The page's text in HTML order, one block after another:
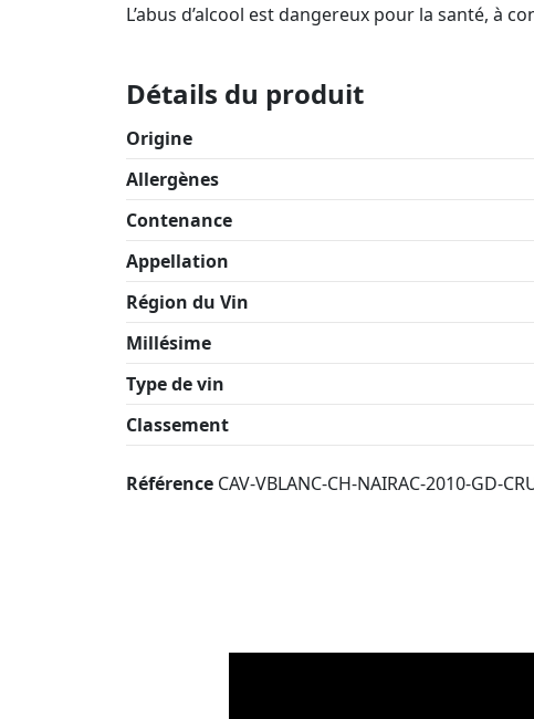
L’abus d’alcool est dangereux pour la santé, à
Détails du produit
Origine
Allergènes
Contenance
Appellation
Région du Vin
Millésime
Type de vin
Classement
Référence CAV-VBLANC-CH-NAIRAC-2010-GD-